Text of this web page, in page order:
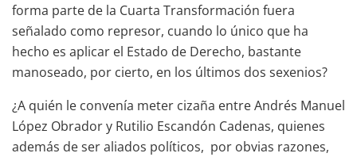
forma parte de la Cuarta Transformación fuera
señalado como represor, cuando lo único que ha
hecho es aplicar el Estado de Derecho, bastante
manoseado, por cierto, en los últimos dos sexenios?
¿A quién le convenía meter cizaña entre Andrés Manuel
López Obrador y Rutilio Escandón Cadenas, quienes
además de ser aliados políticos, por obvias razones,